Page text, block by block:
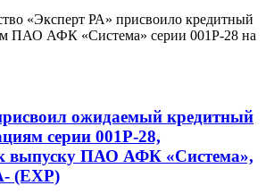
«Эксперт РА» присвоило кредитный
ПАО АФК «Система» серии 001Р-28 на
ожидаемый кредитный
серии 001Р-28,
выпуску ПАО АФК «Система»,
(EXP)